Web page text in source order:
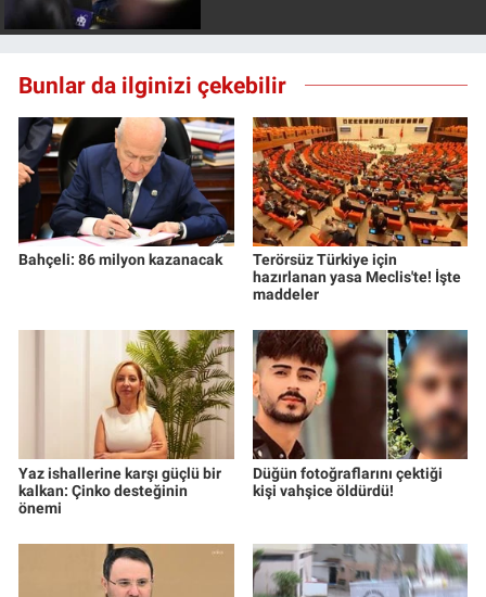
Bunlar da ilginizi çekebilir
Bahçeli: 86 milyon kazanacak
Terörsüz Türkiye için
hazırlanan yasa Meclis'te! İşte
maddeler
Yaz ishallerine karşı güçlü bir
kalkan: Çinko desteğinin
önemi
Düğün fotoğraflarını çektiği
kişi vahşice öldürdü!